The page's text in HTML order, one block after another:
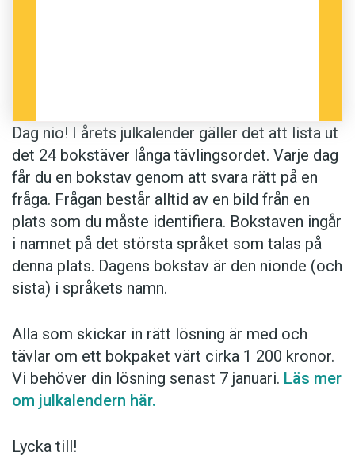
Dag nio! I årets julkalender gäller det att lista ut
det 24 bokstäver långa tävlingsordet. Varje dag
får du en bokstav genom att svara rätt på en
fråga. Frågan består alltid av en bild från en
plats som du måste identifiera. Bokstaven ingår
i namnet på det största språket som talas på
denna plats. Dagens bokstav är den nionde (och
sista) i språkets namn.
Alla som skickar in rätt lösning är med och
tävlar om ett bokpaket värt cirka 1 200 kronor.
Vi behöver din lösning senast 7 januari. Läs mer
om julkalendern här.
Lycka till!